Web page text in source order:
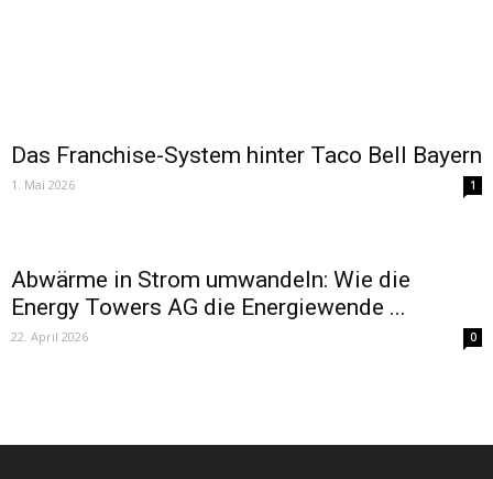
Das Franchise-System hinter Taco Bell Bayern
1. Mai 2026 1
Abwärme in Strom umwandeln: Wie die
Energy Towers AG die Energiewende ...
22. April 2026 0